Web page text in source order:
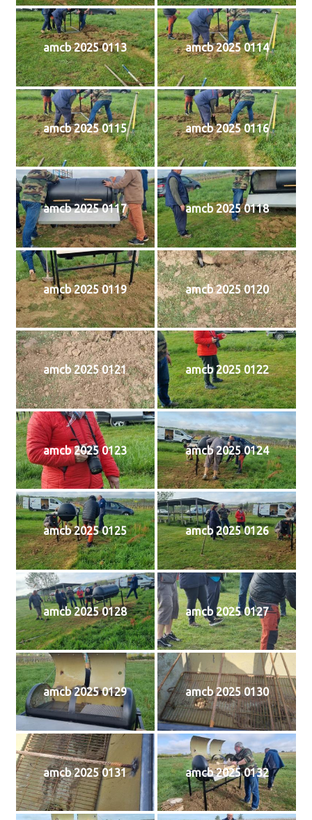
amcb 2025 0113 amcb 2025 0114
amcb 2025 0115 amcb 2025 0116
amcb 2025 0117 amcb 2025 0118
amcb 2025 0119 amcb 2025 0120
amcb 2025 0121 amcb 2025 0122
amcb 2025 0123 amcb 2025 0124
amcb 2025 0125 amcb 2025 0126
amcb 2025 0128 amcb 2025 0127
amcb 2025 0129 amcb 2025 0130
amcb 2025 0131 amcb 2025 0132